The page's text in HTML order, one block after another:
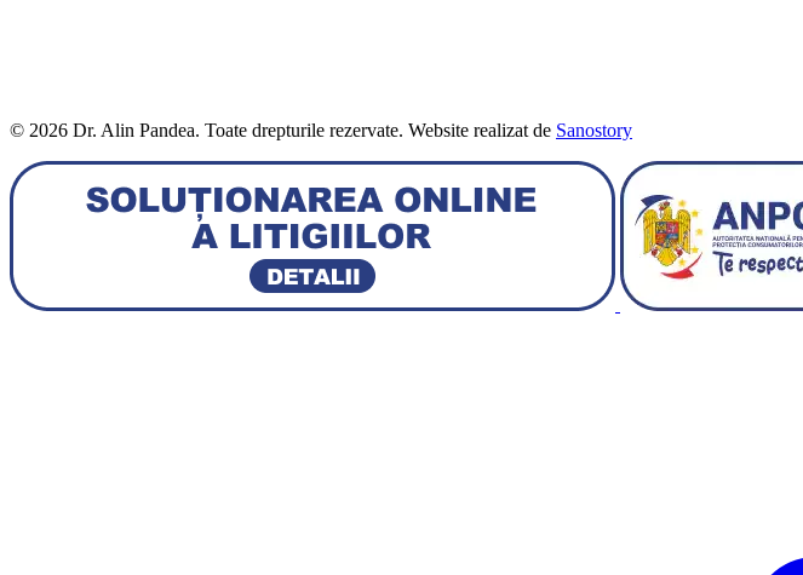
© 2026 Dr. Alin Pandea. Toate drepturile rezervate. Website realizat de Sanostory